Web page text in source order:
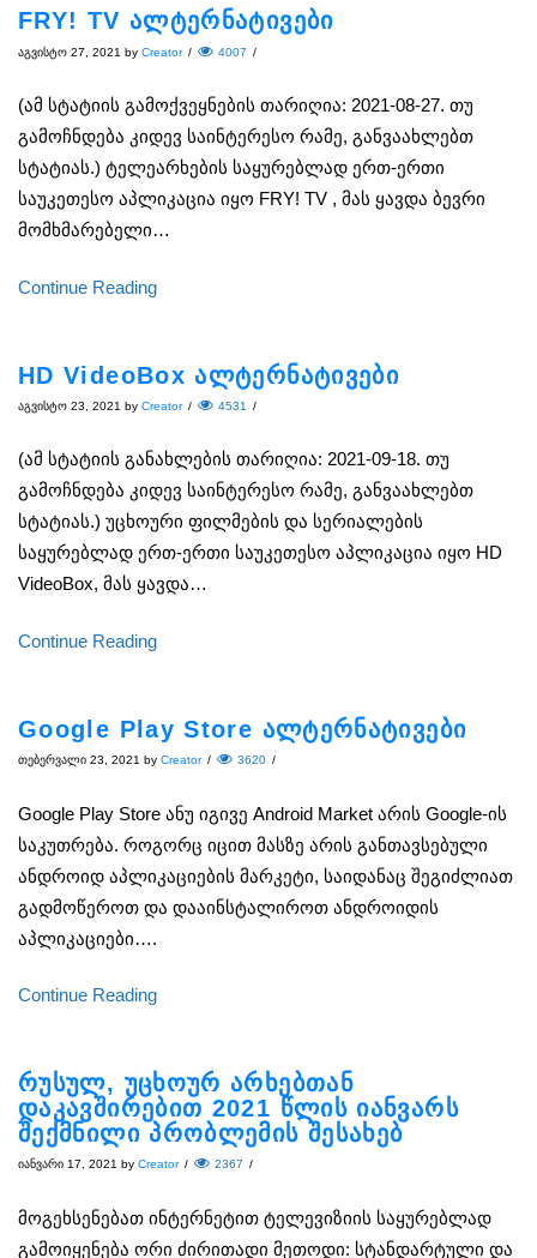
FRY! TV ალტერნატივები
აგვისტო 27, 2021 by Creator / 4007 /
(ამ სტატიის გამოქვეყნების თარიღია: 2021-08-27. თუ
გამოჩნდება კიდევ საინტერესო რამე, განვაახლებთ
სტატიას.) ტელეარხების საყურებლად ერთ-ერთი
საუკეთესო აპლიკაცია იყო FRY! TV , მას ყავდა ბევრი
მომხმარებელი…
Continue Reading
HD VideoBox ალტერნატივები
აგვისტო 23, 2021 by Creator / 4531 /
(ამ სტატიის განახლების თარიღია: 2021-09-18. თუ
გამოჩნდება კიდევ საინტერესო რამე, განვაახლებთ
სტატიას.) უცხოური ფილმების და სერიალების
საყურებლად ერთ-ერთი საუკეთესო აპლიკაცია იყო HD
VideoBox, მას ყავდა…
Continue Reading
Google Play Store ალტერნატივები
თებერვალი 23, 2021 by Creator / 3620 /
Google Play Store ანუ იგივე Android Market არის Google-ის
საკუთრება. როგორც იცით მასზე არის განთავსებული
ანდროიდ აპლიკაციების მარკეტი, საიდანაც შეგიძლიათ
გადმოწეროთ და დააინსტალიროთ ანდროიდის
აპლიკაციები….
Continue Reading
რუსულ, უცხოურ არხებთან
დაკავშირებით 2021 წლის იანვარს
შექმნილი პრობლემის შესახებ
იანვარი 17, 2021 by Creator / 2367 /
მოგეხსენებათ ინტერნეტით ტელევიზიის საყურებლად
გამოიყენება ორი ძირითადი მეთოდი: სტანდარტული და